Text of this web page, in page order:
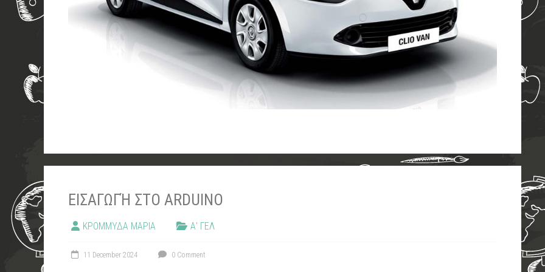
ΕΙΣΑΓΩΓΉ ΣΤΟ ARDUINO
ΚΡΟΜΜΥΔΑ ΜΑΡΙΑ Α' ΓΕΛ
11 December 2024 0 Comment